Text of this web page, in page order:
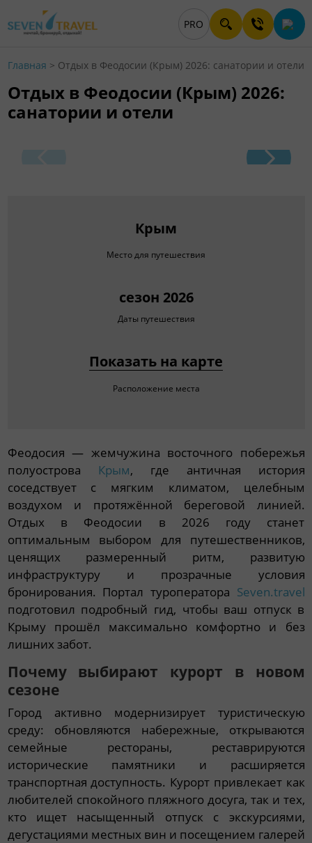
PRO
Главная > Отдых в Феодосии (Крым) 2026: санатории и отели
Отдых в Феодосии (Крым) 2026:
санатории и отели
Крым
Место для путешествия
сезон 2026
Даты путешествия
Показать на карте
Расположение места
Феодосия — жемчужина восточного побережья
полуострова
Крым, где античная история
соседствует с мягким климатом, целебным
воздухом и протяжённой береговой линией.
Отдых в Феодосии в 2026 году станет
оптимальным выбором для путешественников,
ценящих размеренный ритм, развитую
инфраструктуру и прозрачные условия
бронирования. Портал туроператора Seven.travel
подготовил подробный гид, чтобы ваш отпуск в
Крыму прошёл максимально комфортно и без
лишних забот.
Почему выбирают курорт в новом
сезоне
Город активно модернизирует туристическую
среду: обновляются набережные, открываются
семейные рестораны, реставрируются
исторические памятники и расширяется
транспортная доступность. Курорт привлекает как
любителей спокойного пляжного досуга, так и тех,
кто ищет насыщенный отпуск с экскурсиями,
дегустациями местных вин и посещением галерей